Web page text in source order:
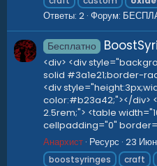
Ответы: 2 Форум:
Бесплатно
<div> <div
solid #3a1e21;border-
<div
color:#b23a42;"></div>
2.5rem;"> <table
cellpadding="0"
Анархист Ресурс 23
boostsyringes
craft